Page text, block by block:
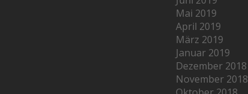
Mai 2019
April 2019
März 2019
Januar 2019
Dezember 2018
November 2018